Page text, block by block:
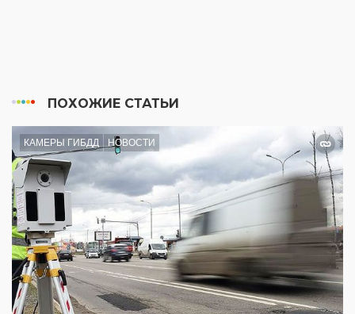
ПОХОЖИЕ СТАТЬИ
КАМЕРЫ ГИБДД НОВОСТИ